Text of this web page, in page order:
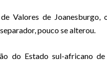
Valores de Joanesburgo,
pouco se alterou.
do Estado sul-africano